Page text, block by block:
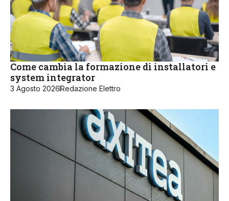
Come cambia la formazione di installatori e
system integrator
3 Agosto 2026Redazione Elettro